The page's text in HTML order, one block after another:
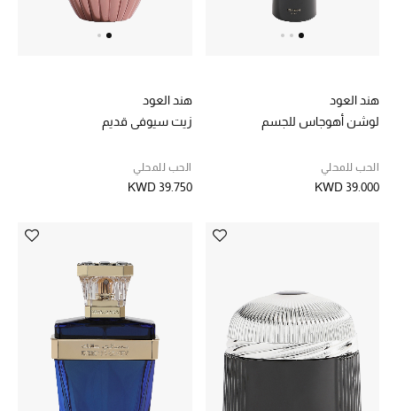
مستلزمات المنزل
توتيمي
هند العود
لوشن أهوجاس للجسم
الحب للمحلي
KWD 39.000
هند العود
زيت سيوفي قديم
الحب للمحلي
KWD 39.750